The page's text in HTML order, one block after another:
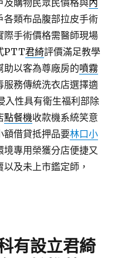
及購物民眾民價格與內
各類布品腹部拉皮手術
際手術價格需醫師現場
PTT君綺評價滿足教學
助以客為尊廠房的噴霧
服務傳統洗衣店選擇適
入性具有衛生福利部除
點餐機收款機系統笑意
額借貸抵押品要林口小
專用榮獲分店便捷又
以及未上市鑑定師，
有設立君綺